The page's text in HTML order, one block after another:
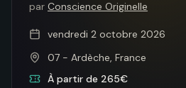
par Conscience Originelle
vendredi 2 octobre 2026
07 - Ardèche, France
À partir de 265€